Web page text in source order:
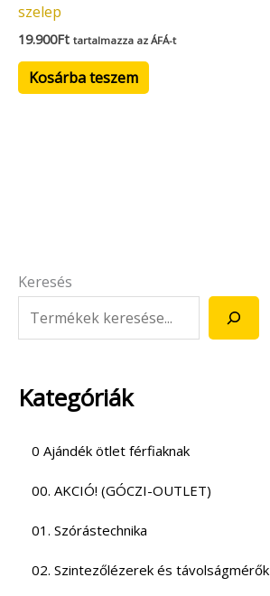
Keresés
Kategóriák
0 Ajándék ötlet férfiaknak
00. AKCIÓ! (GÓCZI-OUTLET)
01. Szórástechnika
02. Szintezőlézerek és távolságmérők
szelep
19.900Ft tartalmazza az ÁFÁ-t
Kosárba teszem